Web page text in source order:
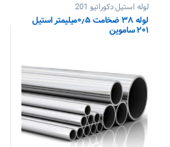
لوله استیل دکوراتیو 201
لوله ۳۸ ضخامت ۰٫۵میلیمتر استیل
۲۰۱ ساموین